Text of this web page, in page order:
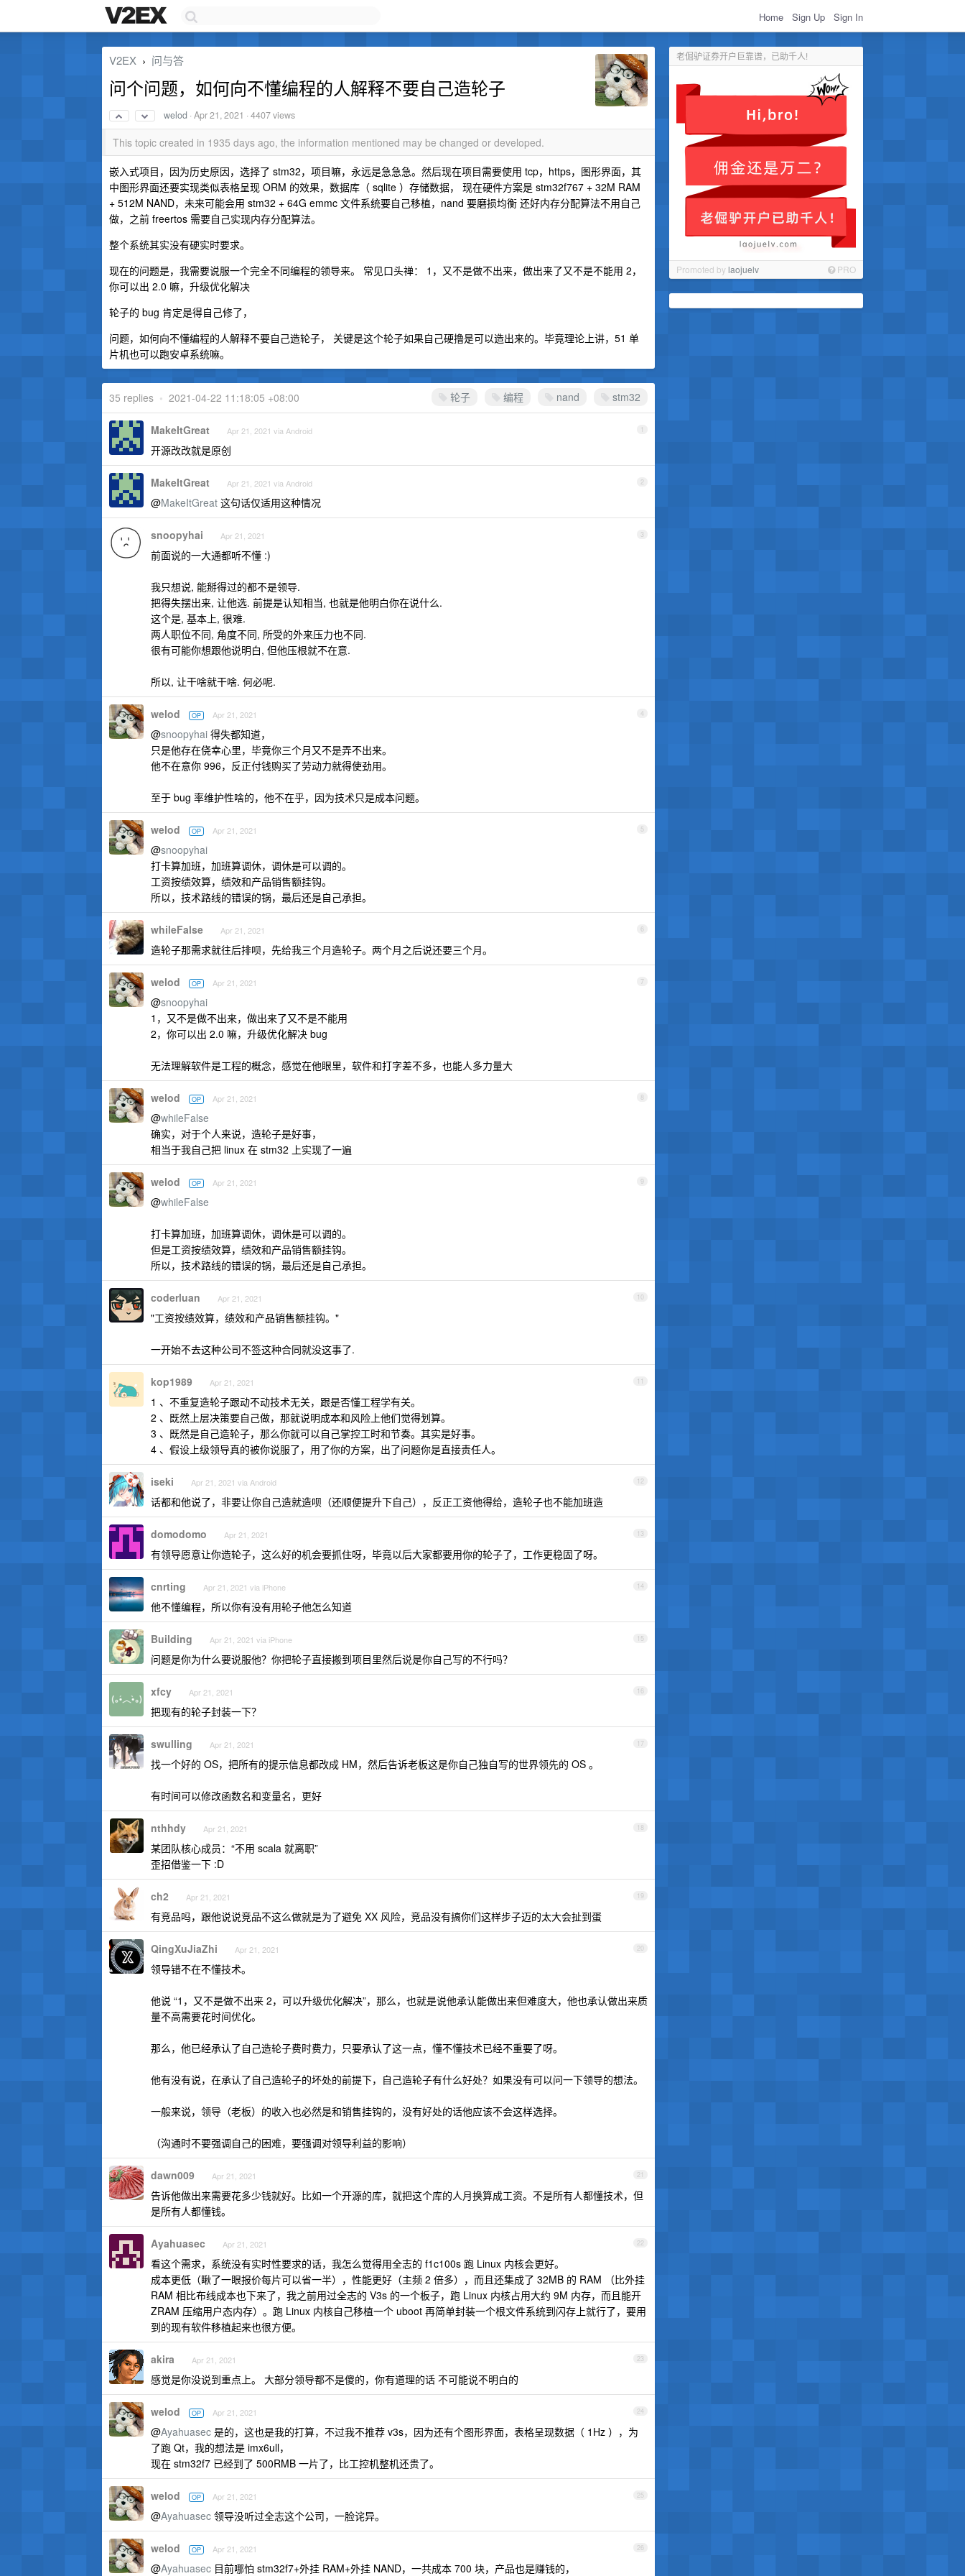
Home Sign Up Sign In
老倔驴证券开户巨靠谱，已助千人!
Promoted bylaojuelv PRO
V2EX › 问与答
问个问题，如何向不懂编程的人解释不要自己造轮子
welod ·Apr 21, 2021 · 4407 views
This topic created in 1935 days ago, the information mentioned may be changed or developed.
嵌入式项目，因为历史原因，选择了 stm32，项目嘛，永远是急急急。然后现在项目需要使用 tcp，https，图形界面，其
中图形界面还要实现类似表格呈现 ORM 的效果，数据库（ sqlite ）存储数据， 现在硬件方案是 stm32f767 + 32M RAM
+ 512M NAND，未来可能会用 stm32 + 64G emmc 文件系统要自己移植，nand 要磨损均衡 还好内存分配算法不用自己
做，之前 freertos 需要自己实现内存分配算法。
整个系统其实没有硬实时要求。
现在的问题是，我需要说服一个完全不同编程的领导来。 常见口头禅： 1，又不是做不出来，做出来了又不是不能用 2，
你可以出 2.0 嘛，升级优化解决
轮子的 bug 肯定是得自己修了，
问题，如何向不懂编程的人解释不要自己造轮子， 关键是这个轮子如果自己硬撸是可以造出来的。毕竟理论上讲，51 单
片机也可以跑安卓系统嘛。
轮子 编程 nand stm32
35 replies • 2021-04-22 11:18:05 +08:00
1
MakeItGreat Apr 21, 2021 via Android
开源改改就是原创
2
MakeItGreat Apr 21, 2021 via Android
@MakeItGreat 这句话仅适用这种情况
3
snoopyhai Apr 21, 2021
前面说的一大通都听不懂 :)
我只想说, 能掰得过的都不是领导.
把得失摆出来, 让他选. 前提是认知相当, 也就是他明白你在说什么.
这个是, 基本上, 很难.
两人职位不同, 角度不同, 所受的外来压力也不同.
很有可能你想跟他说明白, 但他压根就不在意.
所以, 让干啥就干啥. 何必呢.
4
welod OP Apr 21, 2021
@snoopyhai 得失都知道，
只是他存在侥幸心里，毕竟你三个月又不是弄不出来。
他不在意你 996，反正付钱购买了劳动力就得使劲用。
至于 bug 率维护性啥的，他不在乎，因为技术只是成本问题。
5
welod OP Apr 21, 2021
@snoopyhai
打卡算加班，加班算调休，调休是可以调的。
工资按绩效算，绩效和产品销售额挂钩。
所以，技术路线的错误的锅，最后还是自己承担。
6
whileFalse Apr 21, 2021
造轮子那需求就往后排呗，先给我三个月造轮子。两个月之后说还要三个月。
7
welod OP Apr 21, 2021
@snoopyhai
1，又不是做不出来，做出来了又不是不能用
2，你可以出 2.0 嘛，升级优化解决 bug
无法理解软件是工程的概念，感觉在他眼里，软件和打字差不多，也能人多力量大
8
welod OP Apr 21, 2021
@whileFalse
确实，对于个人来说，造轮子是好事，
相当于我自己把 linux 在 stm32 上实现了一遍
9
welod OP Apr 21, 2021
@whileFalse
打卡算加班，加班算调休，调休是可以调的。
但是工资按绩效算，绩效和产品销售额挂钩。
所以，技术路线的错误的锅，最后还是自己承担。
10
coderluan Apr 21, 2021
"工资按绩效算，绩效和产品销售额挂钩。"
一开始不去这种公司不签这种合同就没这事了.
11
kop1989 Apr 21, 2021
1 、不重复造轮子跟动不动技术无关，跟是否懂工程学有关。
2 、既然上层决策要自己做，那就说明成本和风险上他们觉得划算。
3 、既然是自己造轮子，那么你就可以自己掌控工时和节奏。其实是好事。
4 、假设上级领导真的被你说服了，用了你的方案，出了问题你是直接责任人。
12
iseki Apr 21, 2021 via Android
话都和他说了，非要让你自己造就造呗（还顺便提升下自己），反正工资他得给，造轮子也不能加班造
13
domodomo Apr 21, 2021
有领导愿意让你造轮子，这么好的机会要抓住呀，毕竟以后大家都要用你的轮子了，工作更稳固了呀。
14
cnrting Apr 21, 2021 via iPhone
他不懂编程，所以你有没有用轮子他怎么知道
15
Building Apr 21, 2021 via iPhone
问题是你为什么要说服他？你把轮子直接搬到项目里然后说是你自己写的不行吗？
16
xfcy Apr 21, 2021
把现有的轮子封装一下？
17
swulling Apr 21, 2021
找一个好的 OS，把所有的提示信息都改成 HM，然后告诉老板这是你自己独自写的世界领先的 OS 。
有时间可以修改函数名和变量名，更好
18
nthhdy Apr 21, 2021
某团队核心成员：“不用 scala 就离职”
歪招借鉴一下 :D
19
ch2 Apr 21, 2021
有竞品吗，跟他说说竞品不这么做就是为了避免 XX 风险，竞品没有搞你们这样步子迈的太大会扯到蛋
20
QingXuJiaZhi Apr 21, 2021
领导错不在不懂技术。
他说 “1，又不是做不出来 2，可以升级优化解决”，那么，也就是说他承认能做出来但难度大，他也承认做出来质
量不高需要花时间优化。
那么，他已经承认了自己造轮子费时费力，只要承认了这一点，懂不懂技术已经不重要了呀。
他有没有说，在承认了自己造轮子的坏处的前提下，自己造轮子有什么好处？如果没有可以问一下领导的想法。
一般来说，领导（老板）的收入也必然是和销售挂钩的，没有好处的话他应该不会这样选择。
（沟通时不要强调自己的困难，要强调对领导利益的影响）
21
dawn009 Apr 21, 2021
告诉他做出来需要花多少钱就好。比如一个开源的库，就把这个库的人月换算成工资。不是所有人都懂技术，但
是所有人都懂钱。
22
Ayahuasec Apr 21, 2021
看这个需求，系统没有实时性要求的话，我怎么觉得用全志的 f1c100s 跑 Linux 内核会更好。
成本更低（瞅了一眼报价每片可以省一半），性能更好（主频 2 倍多），而且还集成了 32MB 的 RAM （比外挂
RAM 相比布线成本也下来了，我之前用过全志的 V3s 的一个板子，跑 Linux 内核占用大约 9M 内存，而且能开
ZRAM 压缩用户态内存）。跑 Linux 内核自己移植一个 uboot 再简单封装一个根文件系统到闪存上就行了，要用
到的现有软件移植起来也很方便。
23
akira Apr 21, 2021
感觉是你没说到重点上。 大部分领导都不是傻的，你有道理的话 不可能说不明白的
24
welod OP Apr 21, 2021
@Ayahuasec 是的，这也是我的打算，不过我不推荐 v3s，因为还有个图形界面，表格呈现数据（ 1Hz ），为
了跑 Qt，我的想法是 imx6ull，
现在 stm32f7 已经到了 500RMB 一片了，比工控机整机还贵了。
25
welod OP Apr 21, 2021
@Ayahuasec 领导没听过全志这个公司，一脸诧异。
26
welod OP Apr 21, 2021
@Ayahuasec 目前哪怕 stm32f7+外挂 RAM+外挂 NAND，一共成本 700 块，产品也是赚钱的，